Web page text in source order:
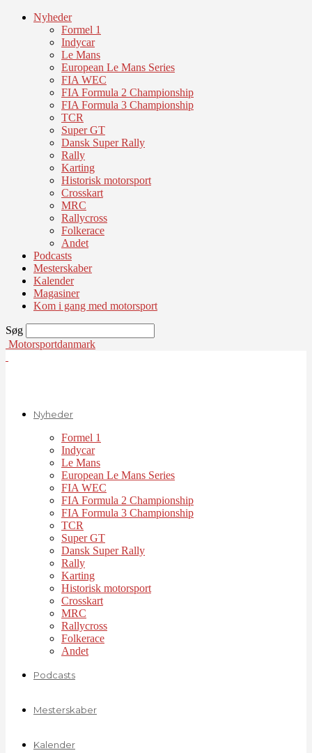
Nyheder
Formel 1
Indycar
Le Mans
European Le Mans Series
FIA WEC
FIA Formula 2 Championship
FIA Formula 3 Championship
TCR
Super GT
Dansk Super Rally
Rally
Karting
Historisk motorsport
Crosskart
MRC
Rallycross
Folkerace
Andet
Podcasts
Mesterskaber
Kalender
Magasiner
Kom i gang med motorsport
Søg
Motorsportdanmark
Nyheder
Formel 1
Indycar
Le Mans
European Le Mans Series
FIA WEC
FIA Formula 2 Championship
FIA Formula 3 Championship
TCR
Super GT
Dansk Super Rally
Rally
Karting
Historisk motorsport
Crosskart
MRC
Rallycross
Folkerace
Andet
Podcasts
Mesterskaber
Kalender